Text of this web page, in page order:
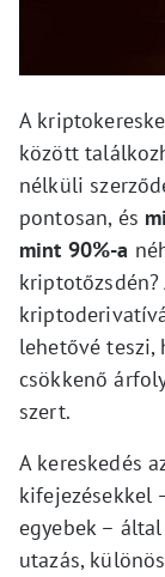
A
között
nélküli
pontosan, és
mint 90%-a
kriptotőzsdén?
lehetővé teszi,
csökkenő
szert.
A kereskedés
kifejezésekkel
egyebek –
utazás,